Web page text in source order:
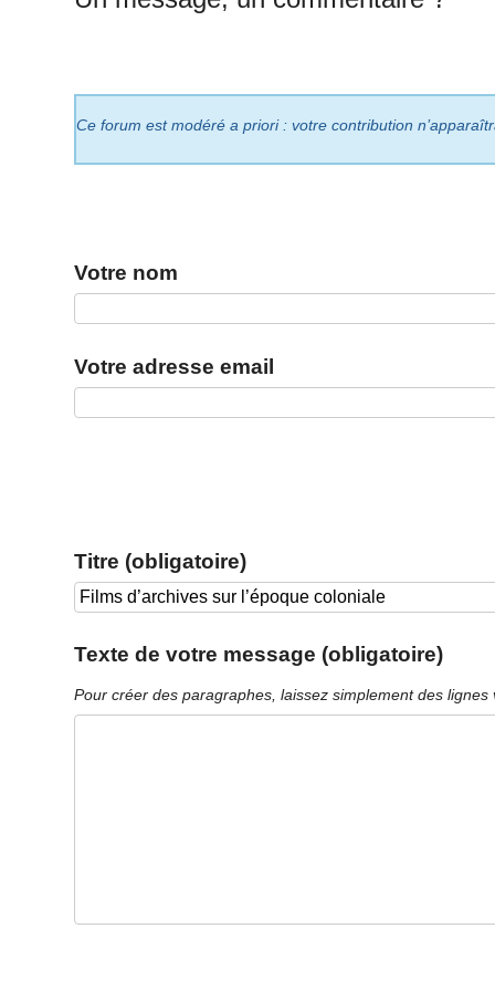
Ce forum est modéré a priori : votre contribution
Votre nom
Votre adresse email
Titre (obligatoire)
Texte de votre message (obligatoire)
Pour créer des paragraphes, laissez simplement des lignes